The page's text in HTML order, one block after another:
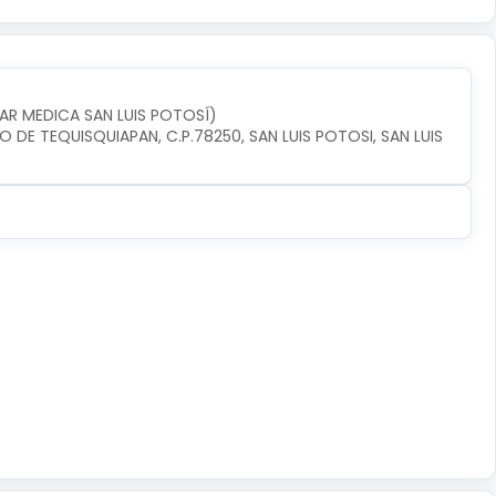
MEDICA SAN LUIS POTOSÍ)
DE TEQUISQUIAPAN, C.P.78250, SAN LUIS POTOSI, SAN LUIS